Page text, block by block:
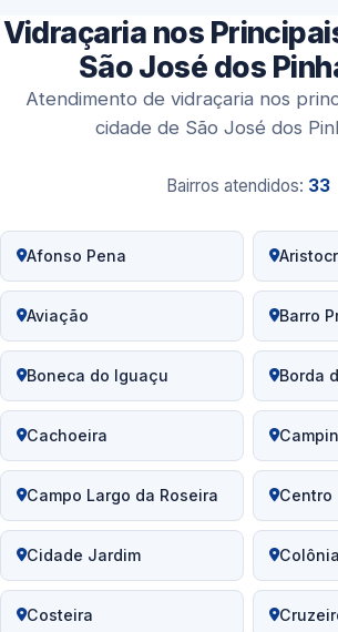
Vidraçaria nos
São José dos
Atendimento de vidraçaria nos
cidade de São José dos
Bairros atendidos: 33
Afonso Pena
Aviação Barro
Boneca do Iguaçu Borda
Cachoeira
Campo Largo da Roseira Centro
Cidade Jardim
Costeira